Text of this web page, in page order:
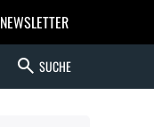
NEWSLETTER
search SUCHE